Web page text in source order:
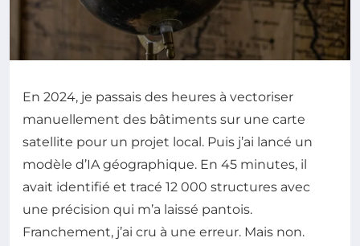
En 2024, je passais des heures à vectoriser
manuellement des bâtiments sur une carte
satellite pour un projet local. Puis j’ai lancé un
modèle d’IA géographique. En 45 minutes, il
avait identifié et tracé 12 000 structures avec
une précision qui m’a laissé pantois.
Franchement, j’ai cru à une erreur. Mais non.